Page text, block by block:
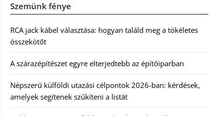
Szemünk fénye
RCA jack kábel választása: hogyan találd meg a tökéletes
összekötőt
A szárazépítészet egyre elterjedtebb az építőiparban
Népszerű külföldi utazási célpontok 2026-ban: kérdések,
amelyek segítenek szűkíteni a listát